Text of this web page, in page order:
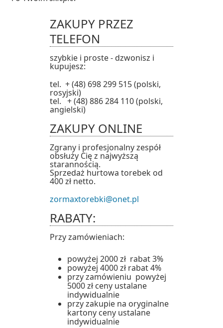
ZAKUPY PRZEZ
TELEFON
szybkie i proste - dzwonisz i
kupujesz:
tel. + (48) 698 299 515 (polski,
rosyjski)
tel. + (48) 886 284 110 (polski,
angielski)
ZAKUPY ONLINE
Zgrany i profesjonalny zespół
obsłuży Cię z najwyższą
starannością.
Sprzedaż hurtowa torebek od
400 zł netto.
zormaxtorebki@onet.pl
RABATY:
Przy zamówieniach:
powyżej 2000 zł rabat 3%
powyżej 4000 zł rabat 4%
przy zamówieniu powyżej
5000 zł ceny ustalane
indywidualnie
przy zakupie na oryginalne
kartony ceny ustalane
indywidualnie